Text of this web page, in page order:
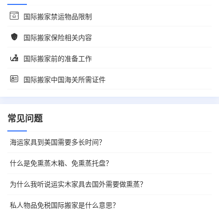
国际搬家禁运物品限制
国际搬家保险相关内容
国际搬家前的准备工作
国际搬家中国海关所需证件
常见问题
海运家具到美国需要多长时间？
什么是免熏蒸木箱、免熏蒸托盘？
为什么我听说运实木家具去国外需要做熏蒸？
私人物品免税国际搬家是什么意思？